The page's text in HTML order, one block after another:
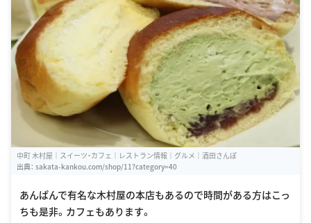
中町 木村屋｜スイーツ・カフェ｜レストラン情報｜グルメ｜酒田さんぽ
出典： sakata-kankou.com/shop/11?category=40
あんぱんで有名な木村屋の本店もあるので時間がある方はこっ
ちも是非。カフェもあります。